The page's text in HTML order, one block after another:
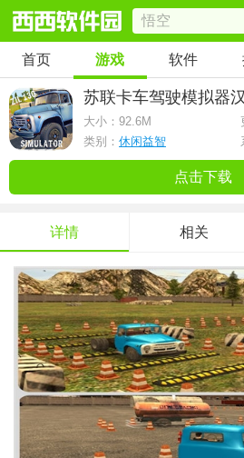
首页 游戏 软件
苏联卡车驾驶模拟器
大小： 92.6M
类别： 休闲益智
点击下载
详情 相关